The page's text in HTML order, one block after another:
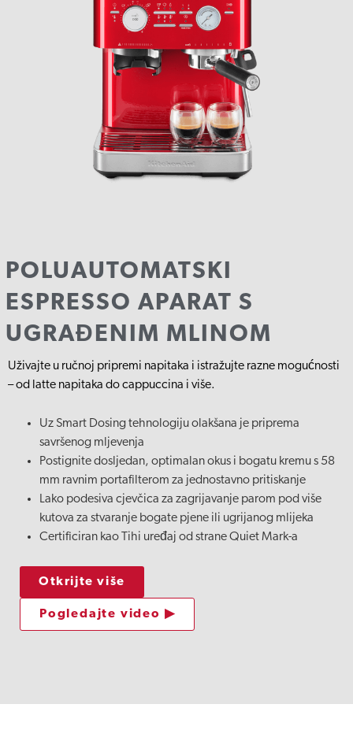
POLUAUTOMATSKI
ESPRESSO APARAT S
UGRAĐENIM MLINOM
Uživajte u ručnoj pripremi napitaka i istražujte razne mogućnosti
– od latte napitaka do cappuccina i više.
Uz Smart Dosing tehnologiju olakšana je priprema
savršenog mljevenja
Postignite dosljedan, optimalan okus i bogatu kremu s 58
mm ravnim portafilterom za jednostavno pritiskanje
Lako podesiva cjevčica za zagrijavanje parom pod više
kutova za stvaranje bogate pjene ili ugrijanog mlijeka
Certificiran kao Tihi uređaj od strane Quiet Mark-a
Otkrijte više
Pogledajte video ▶